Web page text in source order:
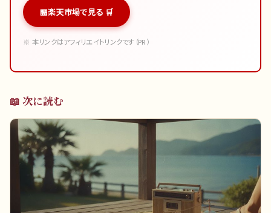
楽天市場で見る 🛒
※ 本リンクはアフィリエイトリンクです（PR）
📖 次に読む